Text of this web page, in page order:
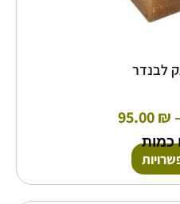
לבנדר
95.00₪
כמות